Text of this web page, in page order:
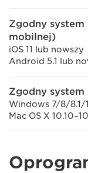
Zgodny
mobilnej)
iOS 11 lub nowszy
Android 5.1 lub
Zgodny
Windows 7/8/8.1/
Mac OS X